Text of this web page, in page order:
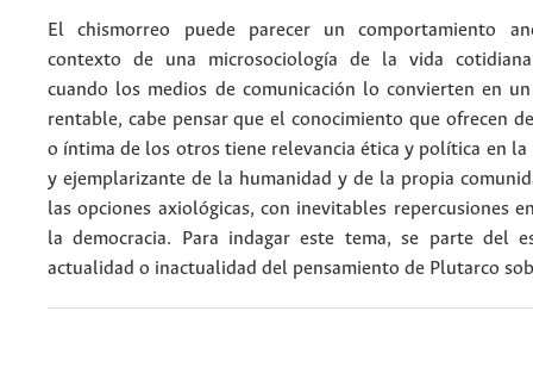
El chismorreo puede parecer un comportamiento
contexto de una microsociología de la vida
cuando los medios de comunicación lo convierten en
rentable, cabe pensar que el conocimiento que ofrecen
o íntima de los otros tiene relevancia ética y política en la
y ejemplarizante de la humanidad y de la propia
las opciones axiológicas, con inevitables repercusiones
la democracia. Para indagar este tema, se parte del
actualidad o inactualidad del pensamiento de Plutarco